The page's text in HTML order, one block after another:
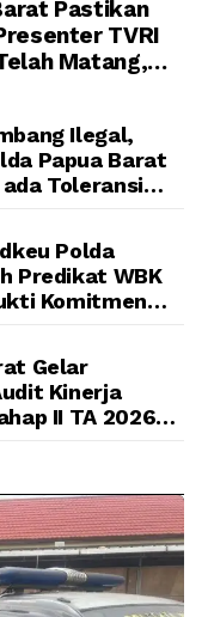
Pastikan
TVRI
Matang,
Ilegal,
Papua Barat
Toleransi
Polda
Predikat WBK
Komitmen
Bersih dan
Gelar
Kinerja
II TA 2026